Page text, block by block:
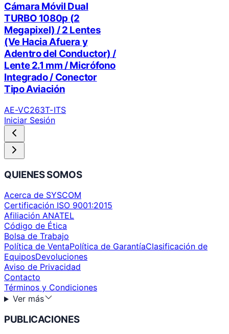
Cámara Móvil Dual
TURBO 1080p (2
Megapixel) / 2 Lentes
(Ve Hacia Afuera y
Adentro del Conductor) /
Lente 2.1 mm / Micrófono
Integrado / Conector
Tipo Aviación
AE-VC263T-ITS
Iniciar Sesión
QUIENES SOMOS
Acerca de SYSCOM
Certificación ISO 9001:2015
Afiliación ANATEL
Código de Ética
Bolsa de Trabajo
Política de VentaPolítica de GarantíaClasificación de
EquiposDevoluciones
Aviso de Privacidad
Contacto
Términos y Condiciones
Ver más
PUBLICACIONES